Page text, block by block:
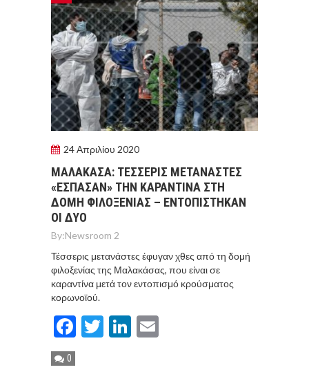
24 Απριλίου 2020
ΜΑΛΑΚΑΣΑ: ΤΕΣΣΕΡΙΣ ΜΕΤΑΝΑΣΤΕΣ
«ΕΣΠΑΣΑΝ» ΤΗΝ ΚΑΡΑΝΤΙΝΑ ΣΤΗ
ΔΟΜΗ ΦΙΛΟΞΕΝΙΑΣ – ΕΝΤΟΠΙΣΤΗΚΑΝ
ΟΙ ΔΥΟ
By:Newsroom 2
Τέσσερις μετανάστες έφυγαν χθες από τη δομή
φιλοξενίας της Μαλακάσας, που είναι σε
καραντίνα μετά τον εντοπισμό κρούσματος
κορωνοϊού.
Facebook
TwitterLinkedIn
0